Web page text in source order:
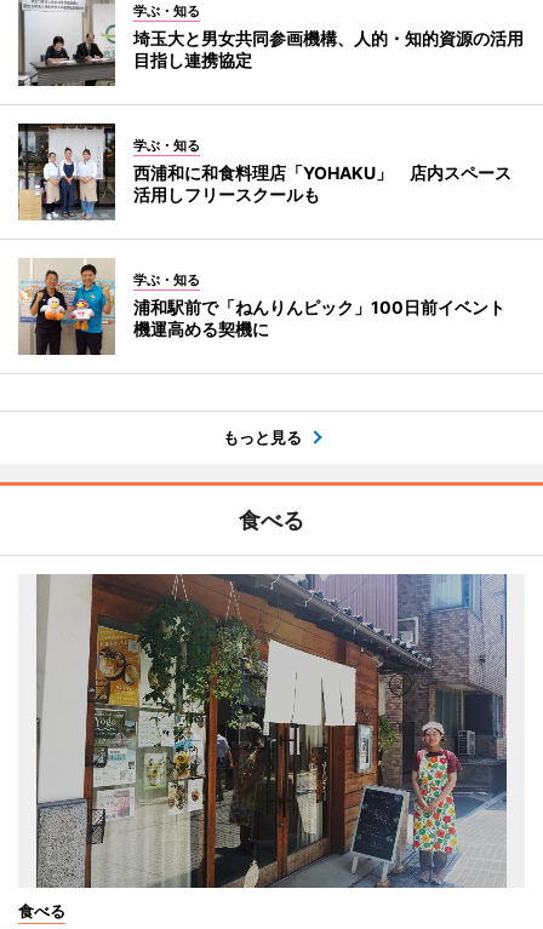
学ぶ・知る
埼玉大と男女共同参画機構、人的・知的資源の活用
目指し連携協定
学ぶ・知る
西浦和に和食料理店「YOHAKU」 店内スペース
活用しフリースクールも
学ぶ・知る
浦和駅前で「ねんりんピック」100日前イベント
機運高める契機に
もっと見る
食べる
食べる